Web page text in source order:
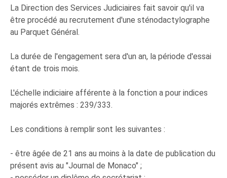
La Direction des Services Judiciaires fait savoir qu'il va
être procédé au recrutement d'une sténodactylographe
au Parquet Général.
La durée de l'engagement sera d'un an, la période d'essai
étant de trois mois.
L'échelle indiciaire afférente à la fonction a pour indices
majorés extrêmes : 239/333.
Les conditions à remplir sont les suivantes :
- être âgée de 21 ans au moins à la date de publication du
présent avis au "Journal de Monaco" ;